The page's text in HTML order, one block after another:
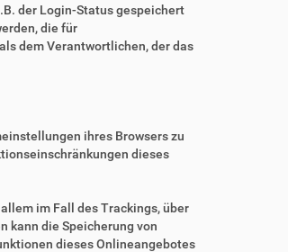
der Login-Status gespeichert
die für
dem Verantwortlichen, der das
ihres Browsers zu
dieses
im Fall des Trackings, über
kann die Speicherung von
dieses Onlineangebotes